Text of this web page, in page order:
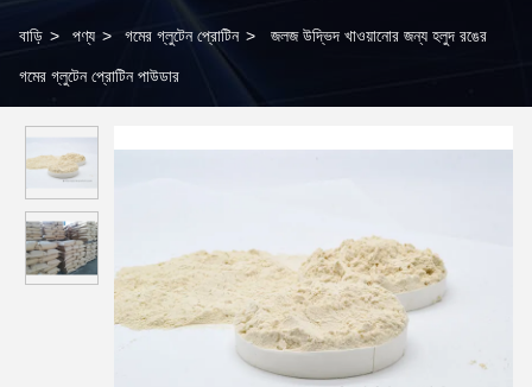
বাড়ি > পণ্য > গমের গ্লুটেন প্রোটিন > জলজ উদ্ভিদ খাওয়ানোর জন্য হলুদ রঙের
গমের গ্লুটেন প্রোটিন পাউডার